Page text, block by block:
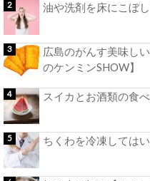
油や洗剤を床にこぼ
広島のがんす美味し
のケンミンSHOW】
スイカとお酒類の食
ちくわを冷凍しては